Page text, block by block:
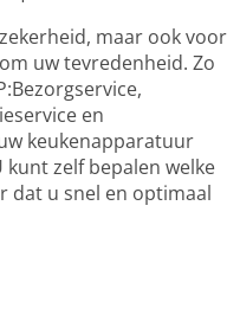
maar ook voor
uw tevredenheid. Zo
en
keukenapparatuur
zelf bepalen welke
dat u snel en optimaal